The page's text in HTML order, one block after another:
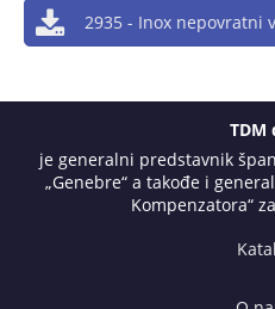
2935 - Inox nepovratni
TDM
je generalni predstavnik
„Genebre“ a takođe i
Kompenzatora“